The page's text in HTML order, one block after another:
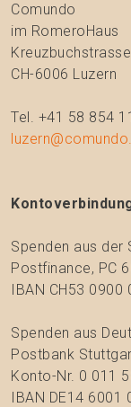
Comundo
im RomeroHaus
CH-6006 Luzern
Tel. +41 58 854
Spenden aus der
Postfinance, PC
IBAN CH53
Spenden aus
Postbank
Konto-Nr. 0 011
IBAN DE14 6001